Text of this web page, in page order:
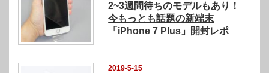
2~3週間待ちのモデルもあり！
今もっとも話題の新端末
「iPhone 7 Plus」開封レポ
2019-5-15